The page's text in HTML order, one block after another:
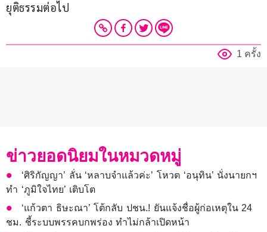
ยุติธรรมต่อไป
1 ครั้ง
ข่าวยอดนิยมในหมวดหมู่
‘ศิริกัญญา’ ลั่น ‘หลาบจำแล้วค่ะ’ โหวต ‘อนุทิน’ นั่งนายกฯ
ทำ ‘ภูมิใจไทย’ เติบโต
‘แก้วตา ธิษะณา’ โต้กลับ ปชน.! ยันแจ้งชื่อผู้ก่อเหตุใน 24
ชม. ชี้ระบบพรรคบกพร่อง ทำไม่กล้าเปิดหน้า